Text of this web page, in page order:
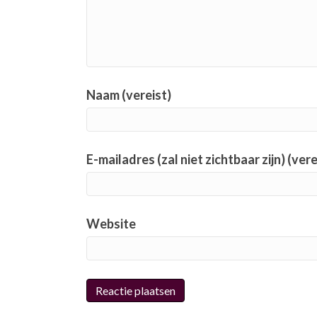
Naam (vereist)
E-mailadres (zal niet zichtbaar zijn)
Website